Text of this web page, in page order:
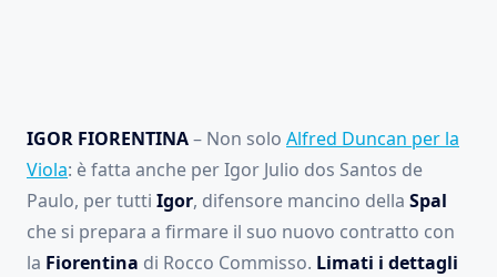
IGOR FIORENTINA– Non solo Alfred Duncan per la
Viola: è fatta anche per Igor Julio dos Santos de
Paulo, per tutti Igor, difensore mancino della Spal
che si prepara a firmare il suo nuovo contratto con
la Fiorentina di Rocco Commisso. Limati i dettagli